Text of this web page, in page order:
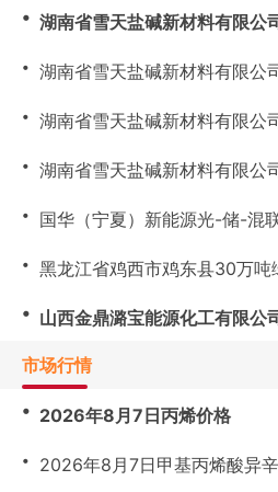
・ 湖南省雪天盐碱新材料有限公
・ 湖南省雪天盐碱新材料有限公
・ 湖南省雪天盐碱新材料有限公
・ 湖南省雪天盐碱新材料有限公
・ 国华（宁夏）新能源光-储-混
・ 黑龙江省鸡西市鸡东县30万吨
・ 山西金鼎潞宝能源化工有限公
市场行情
・ 2026年8月7日丙烯价格
・ 2026年8月7日甲基丙烯酸异